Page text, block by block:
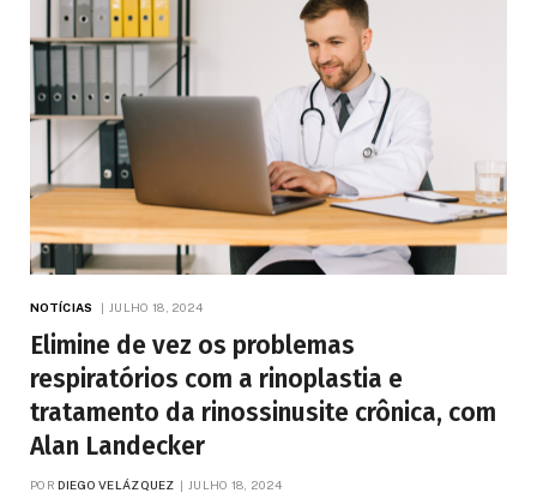
NOTÍCIAS JULHO 18, 2024
Elimine de vez os problemas
respiratórios com a rinoplastia e
tratamento da rinossinusite crônica, com
Alan Landecker
POR DIEGO VELÁZQUEZ JULHO 18, 2024